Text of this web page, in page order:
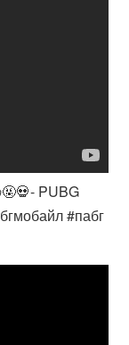
PUBG
#пабг